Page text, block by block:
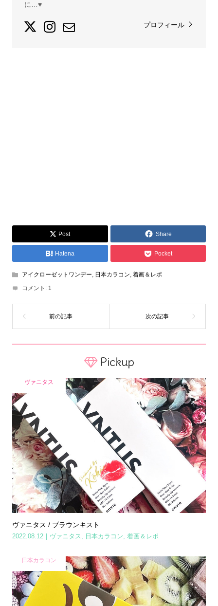
に…♥
プロフィール
Post Share
Hatena Pocket
アイクローゼットワンデー, 日本カラコン, 着画＆レポ
コメント: 1
Pickup
ヴァニタス
ヴァニタス / ブラウンキスト
2022.08.12 ヴァニタス, 日本カラコン, 着画＆レポ
日本カラコン